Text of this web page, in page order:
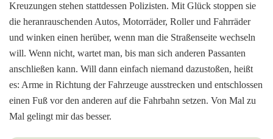
Kreuzungen stehen stattdessen Polizisten. Mit Glück stoppen sie
die heranrauschenden Autos, Motorräder, Roller und Fahrräder
und winken einen herüber, wenn man die Straßenseite wechseln
will. Wenn nicht, wartet man, bis man sich anderen Passanten
anschließen kann. Will dann einfach niemand dazustoßen, heißt
es: Arme in Richtung der Fahrzeuge ausstrecken und entschlossen
einen Fuß vor den anderen auf die Fahrbahn setzen. Von Mal zu
Mal gelingt mir das besser.